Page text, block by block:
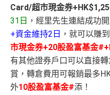
Card/超市現金券
31日 ，經里先生連結成功
+資金維持2日 ，就可以賺到
市現金券+20股盈富基金
有其他證券戶口可以直接
賞，轉倉費用可報銷最多
外10股盈富基金#添！